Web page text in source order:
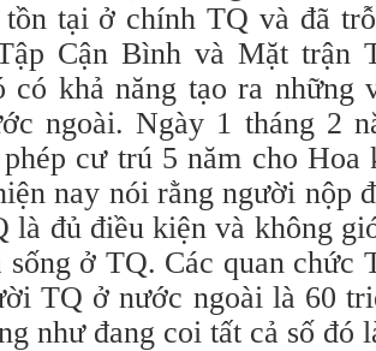
tồn tại ở chính TQ và đã
Cận Bình và Mặt trận
có khả năng tạo ra những
ngoài. Ngày 1 tháng 2
cư trú 5 năm cho
nay nói rằng người nộp
là đủ điều kiện và không
sống ở TQ. Các quan chức
TQ ở nước ngoài là 60
như đang coi tất cả số đó